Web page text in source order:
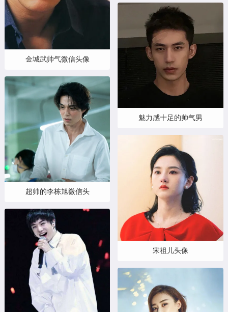
金城武帅气微信头像
超帅的李栋旭微信头
魅力感十足的帅气男
宋祖儿头像